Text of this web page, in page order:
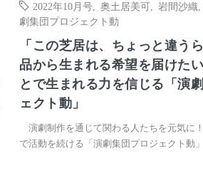
2022年10月号 ,奥土居美可 岩間沙織
劇集団プロジェクト動
「この芝居は、ちょっと違
品から生まれる希望を届けた
とで生まれる力を信じる「演
ェクト動」
演劇制作を通じて関わる人たちを元気に
で活動を続ける「演劇集団プロジェクト動